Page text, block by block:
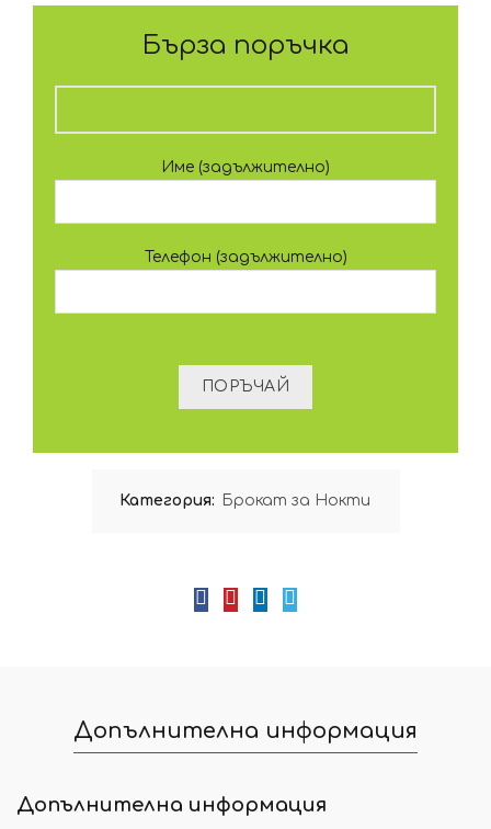
Бърза поръчка
Име (задължително)
Телефон (задължително)
Категория: Брокат за Нокти
Допълнителна информация
Допълнителна информация